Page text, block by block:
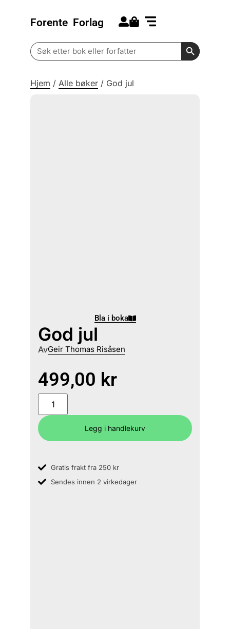
Forente Forlag
Search
for:
Search
Hjem / Alle bøker / God jul
Bla i boka
God jul
AvGeir Thomas Risåsen
499,00 kr
Legg i handlekurv
Gratis frakt fra 250 kr
Sendes innen 2 virkedager